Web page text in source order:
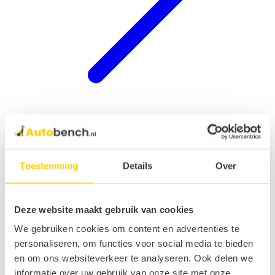
Toestemming Details Over
Deze website maakt gebruik van cookies
We gebruiken cookies om content en advertenties te
personaliseren, om functies voor social media te bieden
en om ons websiteverkeer te analyseren. Ook delen we
informatie over uw gebruik van onze site met onze
Hondenrek auto